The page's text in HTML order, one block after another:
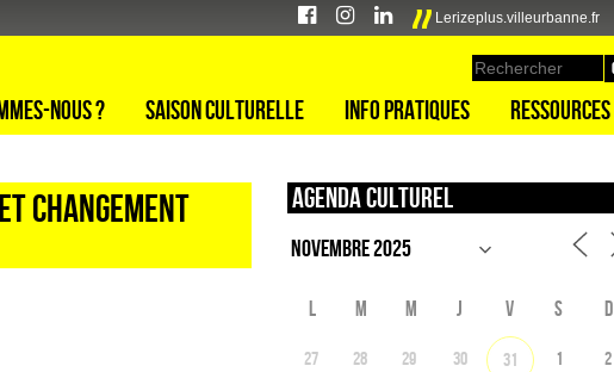
Lerizeplus.villeurbanne.fr
nous ? Saison culturelle Info pratiques Ressources
changement
Agenda culturel
L M M J V S D
27 28 29 30 31 1 2